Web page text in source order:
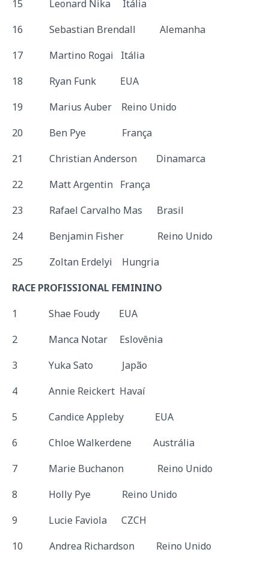
15 Leonard Nika Itália
16 Sebastian Brendall Alemanha
17 Martino Rogai Itália
18 Ryan Funk EUA
19 Marius Auber Reino Unido
20 Ben Pye França
21 Christian Anderson Dinamarca
22 Matt Argentin França
23 Rafael Carvalho Mas Brasil
24 Benjamin Fisher Reino Unido
25 Zoltan Erdelyi Hungria
RACE PROFISSIONAL FEMININO
1 Shae Foudy EUA
2 Manca Notar Eslovênia
3 Yuka Sato Japão
4 Annie Reickert Havaí
5 Candice Appleby EUA
6 Chloe Walkerdene Austrália
7 Marie Buchanon Reino Unido
8 Holly Pye Reino Unido
9 Lucie Faviola CZCH
10 Andrea Richardson Reino Unido